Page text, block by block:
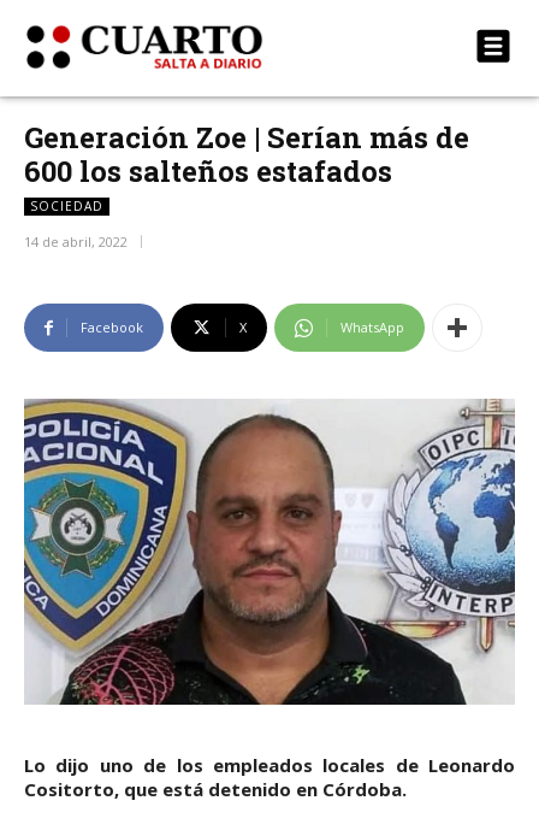
Generación Zoe | Serían más de
600 los salteños estafados
SOCIEDAD
14 de abril, 2022
Facebook X WhatsApp
Lo dijo uno de los empleados locales de Leonardo
Cositorto, que está detenido en Córdoba.